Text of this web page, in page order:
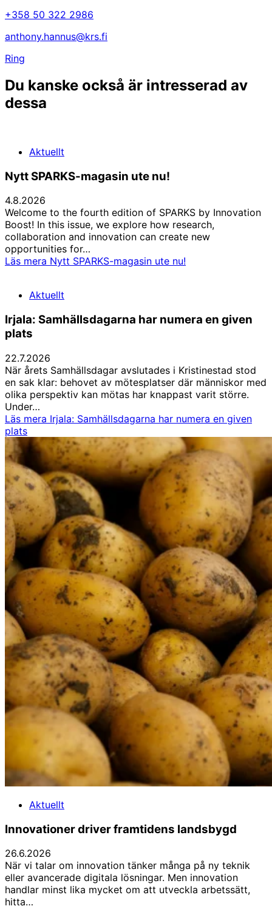
+358 50 322 2986
anthony.hannus@krs.fi
Ring
Du kanske också är intresserad av
dessa
Aktuellt
Nytt SPARKS-magasin ute nu!
4.8.2026
Welcome to the fourth edition of SPARKS by Innovation
Boost! In this issue, we explore how research,
collaboration and innovation can create new
opportunities for…
Läs mera Nytt SPARKS-magasin ute nu!
Aktuellt
Irjala: Samhällsdagarna har numera en given
plats
22.7.2026
När årets Samhällsdagar avslutades i Kristinestad stod
en sak klar: behovet av mötesplatser där människor med
olika perspektiv kan mötas har knappast varit större.
Under…
Läs mera Irjala: Samhällsdagarna har numera en given
plats
Aktuellt
Innovationer driver framtidens landsbygd
26.6.2026
När vi talar om innovation tänker många på ny teknik
eller avancerade digitala lösningar. Men innovation
handlar minst lika mycket om att utveckla arbetssätt,
hitta…